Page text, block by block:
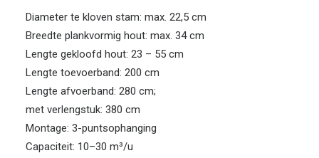
Diameter te kloven stam: max. 22,5 cm
Breedte plankvormig hout: max. 34 cm
Lengte gekloofd hout: 23 – 55 cm
Lengte toevoerband: 200 cm
Lengte afvoerband: 280 cm;
met verlengstuk: 380 cm
Montage: 3-puntsophanging
Capaciteit: 10–30 m³/u